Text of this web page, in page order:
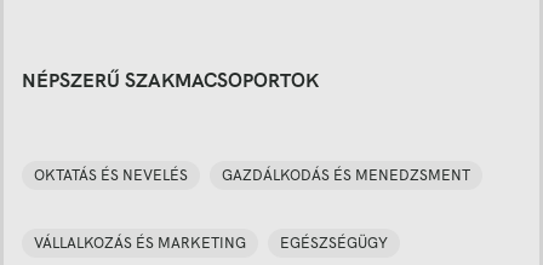
NÉPSZERŰ SZAKMACSOPORTOK
OKTATÁS ÉS NEVELÉS GAZDÁLKODÁS ÉS MENEDZSMENT
VÁLLALKOZÁS ÉS MARKETING EGÉSZSÉGÜGY